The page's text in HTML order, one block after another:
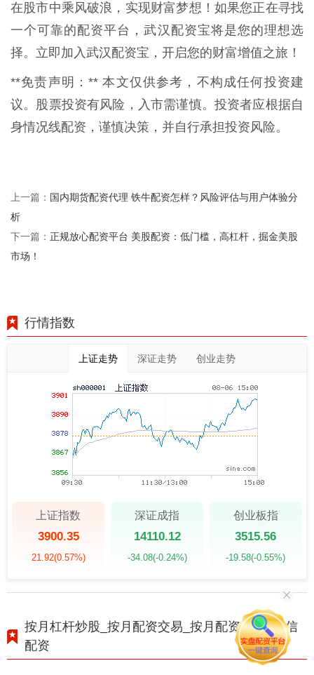
在股市中乘风破浪，实现财富梦想！如果您正在寻找
一个可靠的配资平台，武汉配资宝将是您的理想选
择。立即加入武汉配资宝，开启您的财富增值之旅！
**免责声明：** 本文仅供参考，不构成任何投资建
议。股票投资有风险，入市需谨慎。投资者应根据自
身情况线配资，谨慎决策，并自行承担投资风险。
上一篇： 国内期货配资代理 铁牛配资怎样？风险评估与用户体验分
析
下一篇： 正规放心配资平台 美股配资：低门槛，高杠杆，掘金美股
市场！
行情指数
上证走势 深证走势 创业走势
上证指数
3900.35
21.92(0.57%)
深证成指
14110.12
-34.08(-0.24%)
创业板指
3515.56
-19.58(-0.55%)
按月杠杆炒股_按月配资交易_按月配资开户_恒信
配资